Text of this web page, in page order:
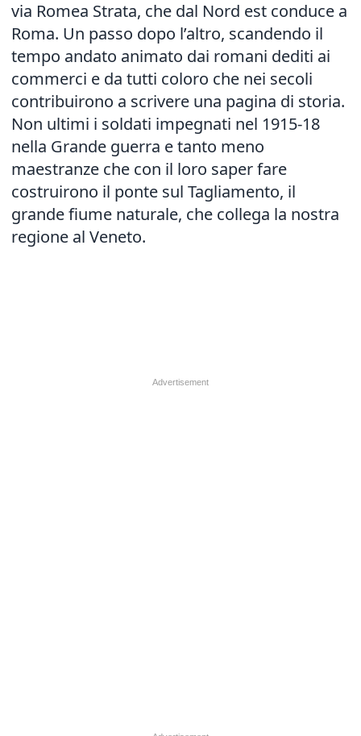
via Romea Strata, che dal Nord est conduce a
Roma. Un passo dopo l’altro, scandendo il
tempo andato animato dai romani dediti ai
commerci e da tutti coloro che nei secoli
contribuirono a scrivere una pagina di storia.
Non ultimi i soldati impegnati nel 1915-18
nella Grande guerra e tanto meno
maestranze che con il loro saper fare
costruirono il ponte sul Tagliamento, il
grande fiume naturale, che collega la nostra
regione al Veneto.